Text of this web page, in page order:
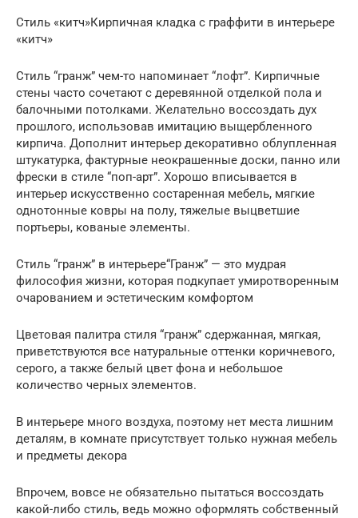
Стиль «китч»Кирпичная кладка с граффити в интерьере
«китч»
Стиль “гранж” чем-то напоминает “лофт”. Кирпичные
стены часто сочетают с деревянной отделкой пола и
балочными потолками. Желательно воссоздать дух
прошлого, использовав имитацию выщербленного
кирпича. Дополнит интерьер декоративно облупленная
штукатурка, фактурные неокрашенные доски, панно или
фрески в стиле “поп-арт”. Хорошо вписывается в
интерьер искусственно состаренная мебель, мягкие
однотонные ковры на полу, тяжелые выцветшие
портьеры, кованые элементы.
Стиль “гранж” в интерьере“Гранж” — это мудрая
философия жизни, которая подкупает умиротворенным
очарованием и эстетическим комфортом
Цветовая палитра стиля “гранж” сдержанная, мягкая,
приветствуются все натуральные оттенки коричневого,
серого, а также белый цвет фона и небольшое
количество черных элементов.
В интерьере много воздуха, поэтому нет места лишним
деталям, в комнате присутствует только нужная мебель
и предметы декора
Впрочем, вовсе не обязательно пытаться воссоздать
какой-либо стиль, ведь можно оформлять собственный